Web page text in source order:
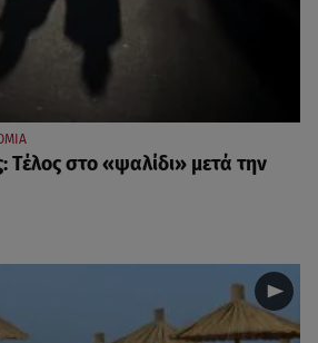
Τέλος στο «ψαλίδι» μετά την